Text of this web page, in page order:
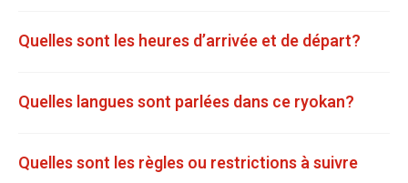
Quelles sont les heures d’arrivée et de départ?
Quelles langues sont parlées dans ce ryokan?
Quelles sont les règles ou restrictions à suivre